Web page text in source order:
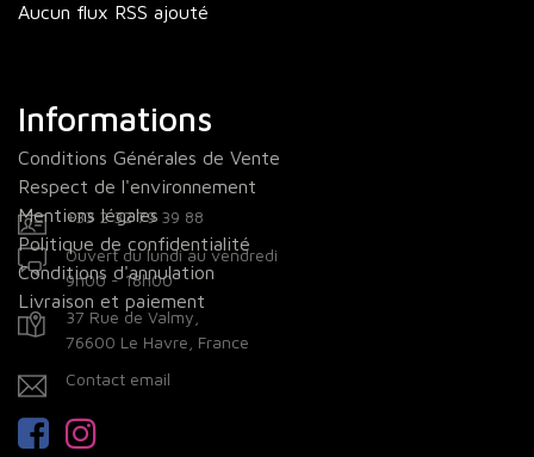
Aucun flux RSS ajouté
Informations
Conditions Générales de Vente
Respect de l'environnement
Mentions légales
Politique de confidentialité
Conditions d'annulation
Livraison et paiement
+33 2 32 79 39 88
Ouvert du lundi au vendredi
9h00 - 18h00
37 Rue de Valmy,
76600 Le Havre, France
Contact email